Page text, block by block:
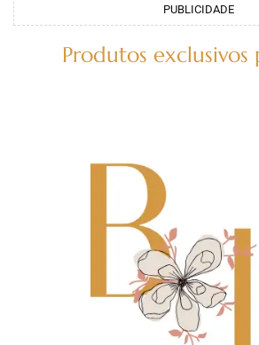
PUBLICIDADE
Produtos exclusivos